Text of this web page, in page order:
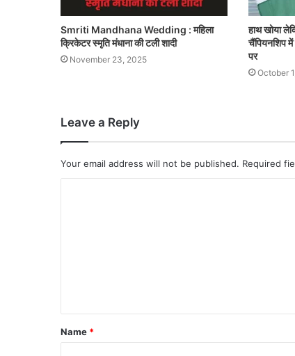
Smriti Mandhana Wedding : महिला
क्रिकेटर स्मृति मंधाना की टली शादी
November 23, 2025
हाथ खोया
चैंपियनशिप में
पर
October
Leave a Reply
Your email address will not be published. Required
Name *